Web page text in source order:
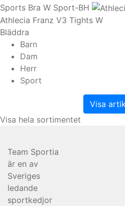
Sports Bra W Sport-BH
Athlecia Franz V3 Tights W
Bläddra
Barn
Dam
Herr
Sport
Visa
Visa hela sortimentet
Team Sportia
är en av
Sveriges
ledande
sportkedjor